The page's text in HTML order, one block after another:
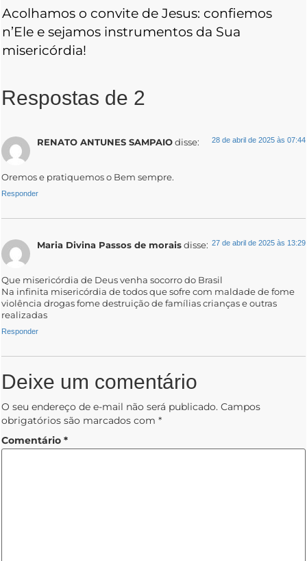
Acolhamos o convite de Jesus: confiemos
n’Ele e sejamos instrumentos da Sua
misericórdia!
Respostas de 2
RENATO ANTUNES SAMPAIO disse: 28 de abril de 2025 às 07:44
Oremos e pratiquemos o Bem sempre.
Responder
Maria Divina Passos de morais disse: 27 de abril de 2025 às 13:29
Que misericórdia de Deus venha socorro do Brasil
Na infinita misericórdia de todos que sofre com maldade de fome
violência drogas fome destruição de famílias crianças e outras
realizadas
Responder
Deixe um comentário
O seu endereço de e-mail não será publicado. Campos
obrigatórios são marcados com *
Comentário *